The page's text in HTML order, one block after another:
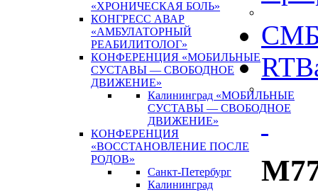
«ХРОНИЧЕСКАЯ БОЛЬ»
КОНГРЕСС АВАР
«АМБУЛАТОРНЫЙ
РЕАБИЛИТОЛОГ»
КОНФЕРЕНЦИЯ «МОБИЛЬНЫЕ
СУСТАВЫ — СВОБОДНОЕ
ДВИЖЕНИЕ»
Калининград «МОБИЛЬНЫЕ
СУСТАВЫ — СВОБОДНОЕ
ДВИЖЕНИЕ»
КОНФЕРЕНЦИЯ
«ВОССТАНОВЛЕНИЕ ПОСЛЕ
РОДОВ»
Санкт-Петербург
Калининград